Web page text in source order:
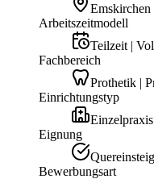
Emskirchen
Arbeitszeitmodell
Teilzeit |
Fachbereich
Prothetik |
Einrichtungstyp
Einzelpraxis
Eignung
Bewerbungsart